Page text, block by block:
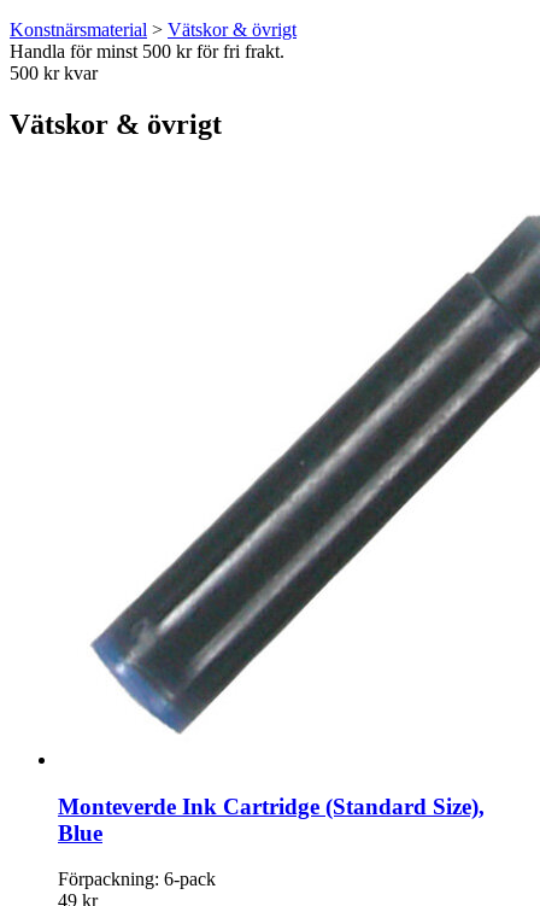
Konstnärsmaterial > Vätskor & övrigt
Handla för minst 500 kr för fri frakt.
500 kr kvar
Vätskor & övrigt
Monteverde Ink Cartridge (Standard Size),
Blue
Förpackning: 6-pack
49 kr